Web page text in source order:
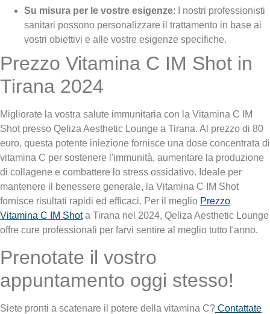
Su misura per le vostre esigenze: I nostri professionisti
sanitari possono personalizzare il trattamento in base ai
vostri obiettivi e alle vostre esigenze specifiche.
Prezzo Vitamina C IM Shot in
Tirana 2024
Migliorate la vostra salute immunitaria con la Vitamina C IM
Shot presso Qeliza Aesthetic Lounge a Tirana. Al prezzo di 80
euro, questa potente iniezione fornisce una dose concentrata di
vitamina C per sostenere l'immunità, aumentare la produzione
di collagene e combattere lo stress ossidativo. Ideale per
mantenere il benessere generale, la Vitamina C IM Shot
fornisce risultati rapidi ed efficaci. Per il meglio Prezzo
Vitamina C IM Shota Tirana nel 2024, Qeliza Aesthetic Lounge
offre cure professionali per farvi sentire al meglio tutto l'anno.
Prenotate il vostro
appuntamento oggi stesso!
Siete pronti a scatenare il potere della vitamina C? Contattate